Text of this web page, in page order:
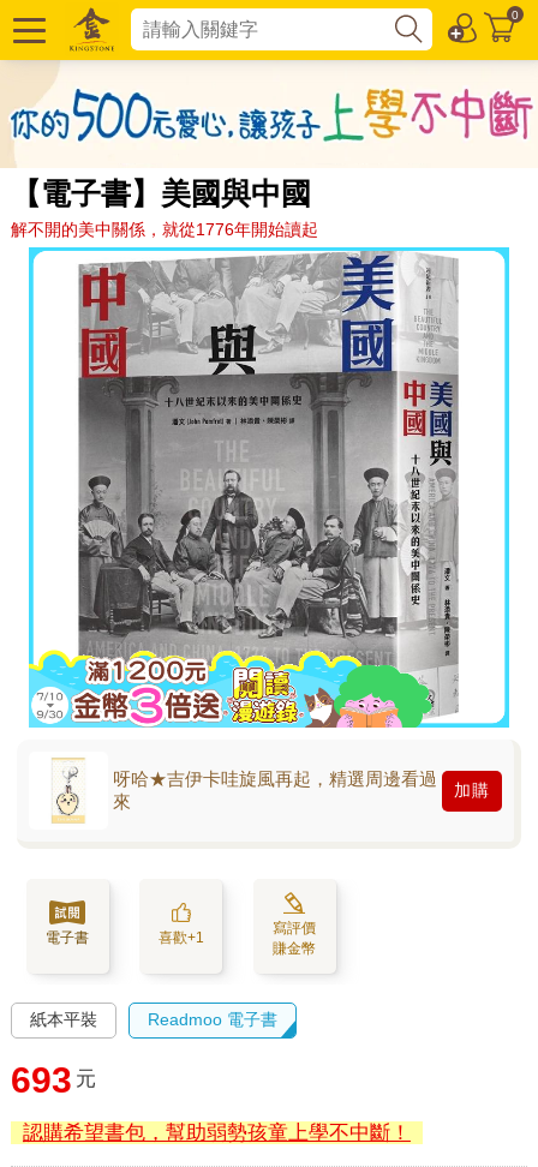
0
【電子書】美國與中國
解不開的美中關係，就從1776年開始讀起
呀哈★吉伊卡哇旋風再起，精選周邊看過
來
加購
電子書 喜歡+1
寫評價
賺金幣
紙本平裝 Readmoo 電子書
693 元
認購希望書包，幫助弱勢孩童上學不中斷！